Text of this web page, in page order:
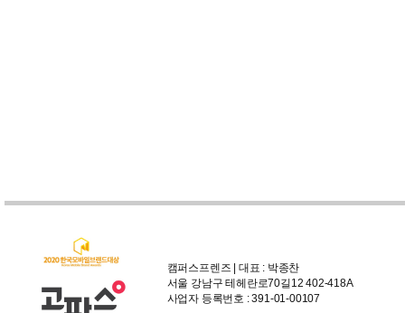
캠퍼스프렌즈 | 대표 : 박종찬
서울 강남구 테헤란로70길12 402-418A
사업자 등록번호 : 391-01-00107